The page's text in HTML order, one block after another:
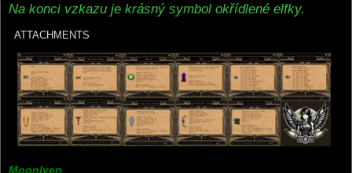
Na konci vzkazu je krásný symbol okřídlené elfky.
ATTACHMENTS
Moonlyen